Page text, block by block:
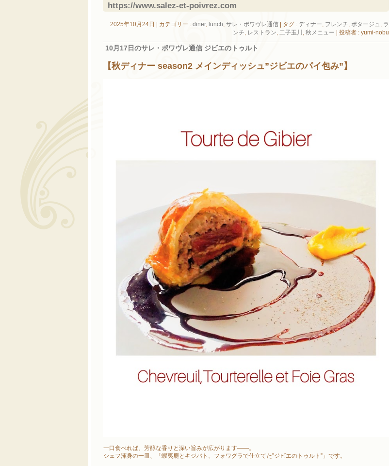
https://www.salez-et-poivrez.com
2025年10月24日 | カテゴリー : diner, lunch サレ・ポワヴレ通信 | タグ : ディナー フレンチ ポタージュ
ラ
ンチ
レストラン 二子玉川 秋メニュー | 投稿者 : yumi-nobu
10月17日のサレ・ポワヴレ通信 ジビエのトゥルト
【秋ディナー season2 メインディッシュ”ジビエのパイ包み”】
一口食べれば、芳醇な香りと深い旨みが広がります――。
シェフ渾身の一皿、「蝦夷鹿とキジバト、フォワグラで仕立てた”ジビエのトゥルト”」です。